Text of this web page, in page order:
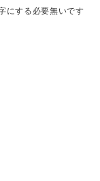
にする必要無いです